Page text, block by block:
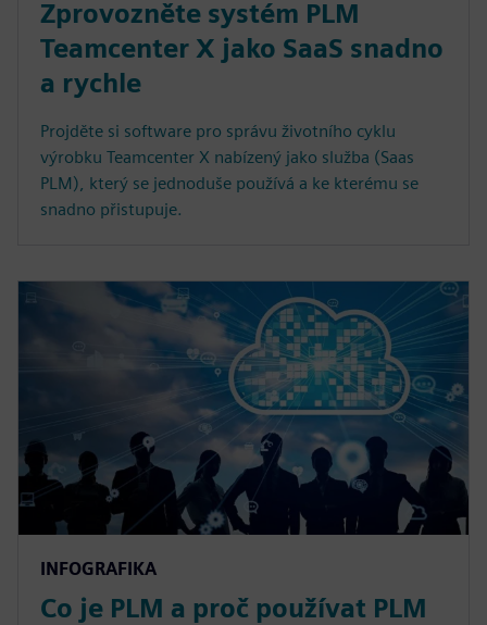
Zprovozněte systém PLM
Teamcenter X jako SaaS snadno
a rychle
Projděte si software pro správu životního cyklu
výrobku Teamcenter X nabízený jako služba (Saas
PLM), který se jednoduše používá a ke kterému se
snadno přistupuje.
INFOGRAFIKA
Co je PLM a proč používat PLM